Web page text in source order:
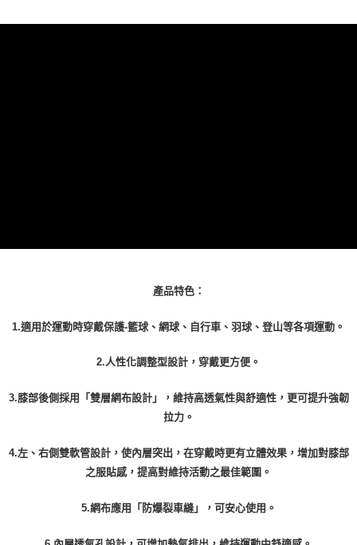
產品特色：
1.適用於運動時穿戴保護-籃球、網球、自行車、羽球、登山等各項運動。
2.人性化調整型設計，穿戴更方便。
3.膝部後側採用「雙層網布設計」，維持高透氣性與舒適性，更可提升強韌
拉力。
4.左、右側雙軟管設計，使內層突出，在穿戴時更有立體效果，增加對膝部
之服貼感，提高對維持活動之最佳範圍。
5.網布應用「防爆裂車縫」，可安心使用。